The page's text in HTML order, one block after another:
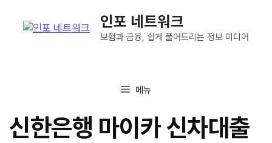
인포 네트워크
보험과 금융, 쉽게 풀어드리는 정보 미디어
메뉴
신한은행 마이카 신차대출